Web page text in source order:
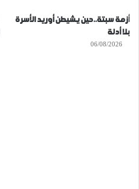
أزمة سبتة..حين يشيطن أوريد الأسرة
بلا أدلة
06/08/2026